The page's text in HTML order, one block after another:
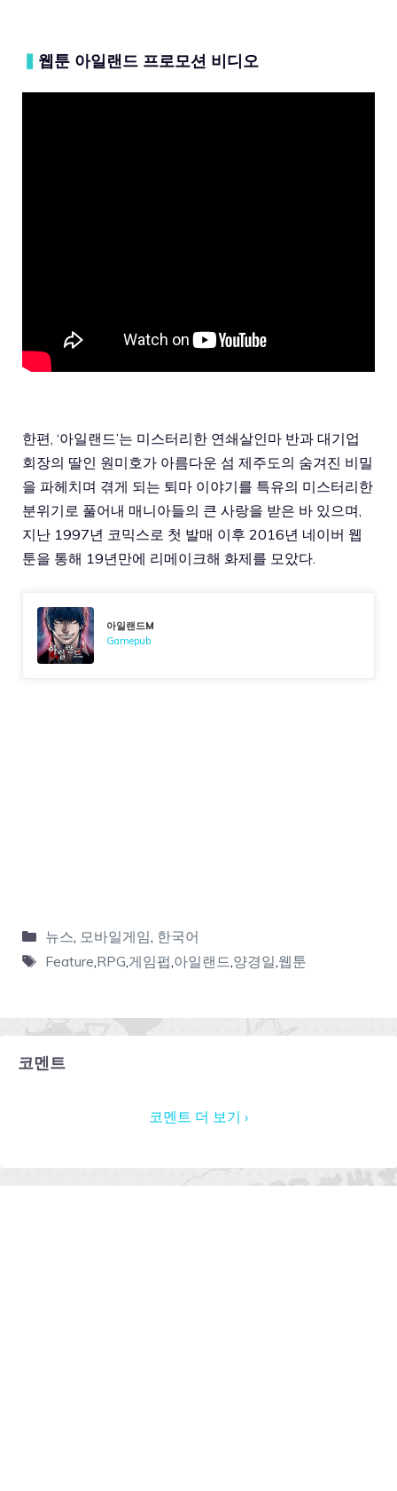
▍ 웹툰 아일랜드 프로모션 비디오
한편, ‘아일랜드’는 미스터리한 연쇄살인마 반과 대기업
회장의 딸인 원미호가 아름다운 섬 제주도의 숨겨진 비밀
을 파헤치며 겪게 되는 퇴마 이야기를 특유의 미스터리한
분위기로 풀어내 매니아들의 큰 사랑을 받은 바 있으며,
지난 1997년 코믹스로 첫 발매 이후 2016년 네이버 웹
툰을 통해 19년만에 리메이크해 화제를 모았다.
아일랜드M
Gamepub
뉴스 모바일게임 한국어
Feature RPG 게임펍 아일랜드 양경일 웹툰
코멘트
코멘트 더 보기 ›